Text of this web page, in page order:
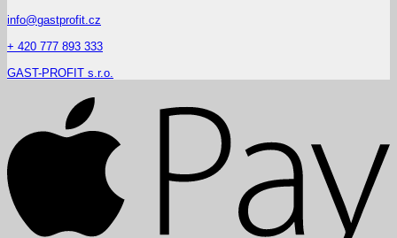
info@gastprofit.cz
+ 420 777 893 333
GAST-PROFIT s.r.o.